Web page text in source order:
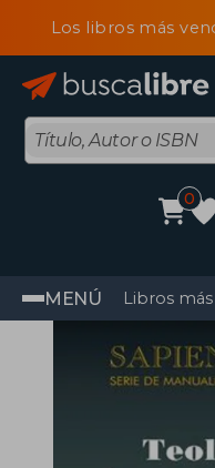
Los libros más
0
MENÚ Libros